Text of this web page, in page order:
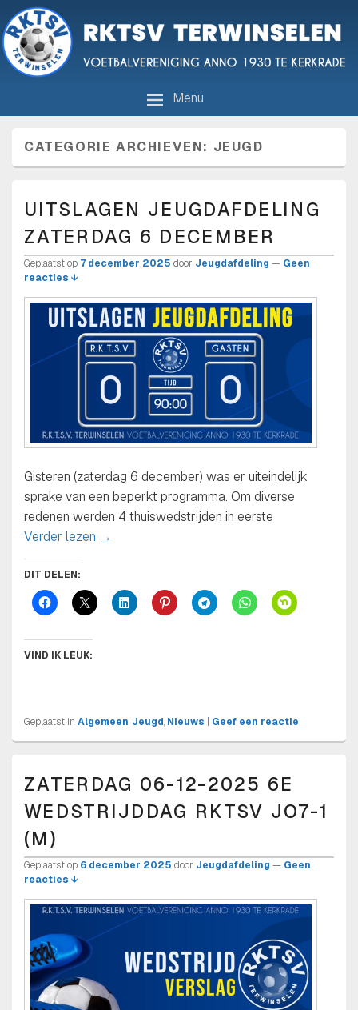
R.K.T.S.V. Terwinselen
Voetbalvereniging anno 1930 te Kerkrade
Menu
CATEGORIE ARCHIEVEN: JEUGD
UITSLAGEN JEUGDAFDELING
ZATERDAG 6 DECEMBER
Geplaatst op 7 december 2025 door Jeugdafdeling — Geen
reacties ↓
Gisteren (zaterdag 6 december) was er uiteindelijk
sprake van een beperkt programma. Om diverse
redenen werden 4 thuiswedstrijden in eerste
Verder lezen Uitslagen jeugdafdeling zaterdag 6 december
→
DIT DELEN:
VIND IK LEUK:
Geplaatst in Algemeen, Jeugd, Nieuws Geef een reactie
ZATERDAG 06-12-2025 6E
WEDSTRIJDDAG RKTSV JO7-1
(M)
Geplaatst op 6 december 2025 door Jeugdafdeling — Geen
reacties ↓